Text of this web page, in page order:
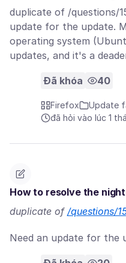
duplicate of /questions/
update for the update.
operating system
updates, and it's a
Đã khóa 40
Firefox
Update
đã hỏi vào lúc 1
How to resolve the
duplicate of /questions/
Need an update for the